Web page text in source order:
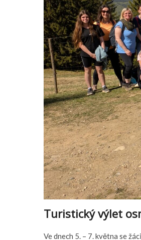
Turistický výlet
Ve dnech 5. – 7. května se